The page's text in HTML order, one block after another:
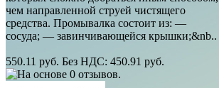
чем направленной струей чистящего
средства. Промывалка состоит из: —
сосуда; — завинчивающейся крышки;&nb..
550.11 руб. Без НДС: 450.91 руб.